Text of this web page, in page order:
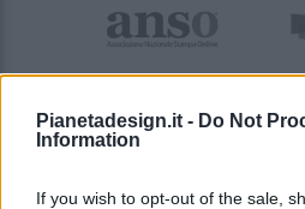
Pianetadesign.it - Do Not
Information
If you wish to opt-out of the sale,